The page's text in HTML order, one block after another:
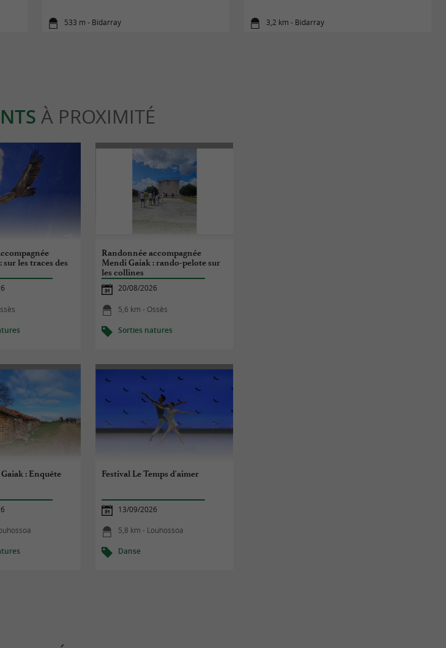
533 m - Bidarray 3,2 km - Bidarray
À PROXIMITÉ
sur les traces des
Randonnée accompagnée
Mendi Gaiak : rando-pelote sur
les collines
20/08/2026
5,6 km - Ossès
Sorties natures
: Enquête
Festival Le Temps d'aimer
13/09/2026
5,8 km - Louhossoa
Danse